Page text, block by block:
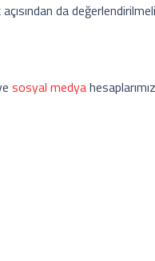
da
sosyal medya